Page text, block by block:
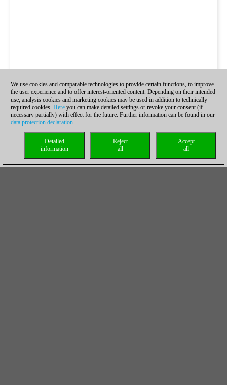
We use cookies and comparable technologies to provide certain functions, to improve
the user experience and to offer interest-oriented content. Depending on their intended
use, analysis cookies and marketing cookies may be used in addition to technically
required cookies. Here you can make detailed settings or revoke your consent (if
necessary partially) with effect for the future. Further information can be found in our
data protection declaration.
Accept
all
Reject
all
Detailed
information